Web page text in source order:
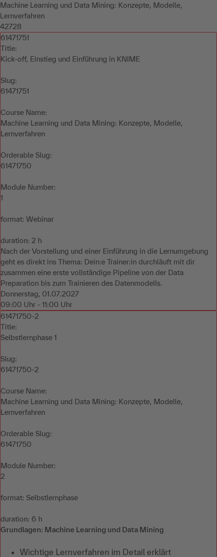
Machine Learning und Data Mining: Konzepte, Modelle,
Lernverfahren
42728
61471751
Title:
Kick-off, Einstieg und Einführung in KNIME
Slug:
61471751
Course Name:
Machine Learning und Data Mining: Konzepte, Modelle,
Lernverfahren
Orderable Slug:
61471750
Module Number:
1
format: Webinar
duration: 2 h
Nach der Vorstellung und einer Einführung in die Lernumgebung
geht es direkt ins Thema: Dein:e Trainer:in durchläuft mit dir
zusammen eine erste vollständige Pipeline von der Data
Preparation bis zum Trainieren des Datenmodells.
Donnerstag, 01.07.2027
09:00 Uhr - 11:00 Uhr
61471750-2
Title:
Selbstlernphase 1
Slug:
61471750-2
Course Name:
Machine Learning und Data Mining: Konzepte, Modelle,
Lernverfahren
Orderable Slug:
61471750
Module Number:
2
format: Selbstlernphase
duration: 6 h
Grundlagen: Machine Learning und Data Mining
Wichtige Lernverfahren im Detail erklärt